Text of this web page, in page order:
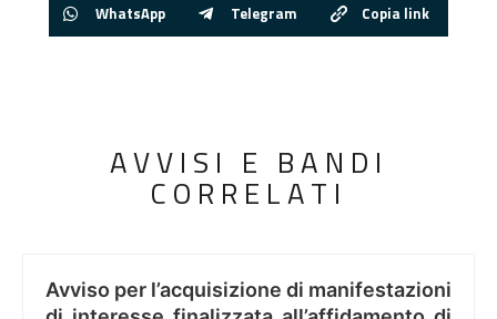
WhatsApp Telegram Copia link
AVVISI E BANDI
CORRELATI
Avviso per l’acquisizione di manifestazioni